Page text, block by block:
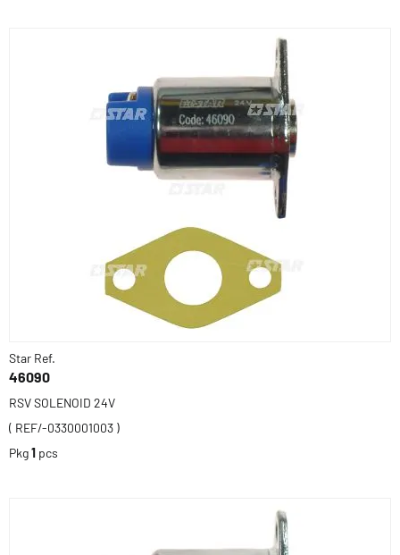
Star Ref.
46090
RSV SOLENOID 24V
( REF/-0330001003 )
Pkg1 pcs